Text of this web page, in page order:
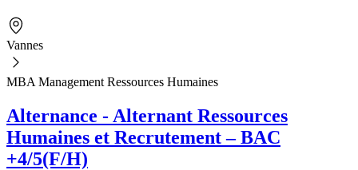
Vannes
MBA Management Ressources Humaines
Alternance - Alternant Ressources
Humaines et Recrutement – BAC
+4/5(F/H)